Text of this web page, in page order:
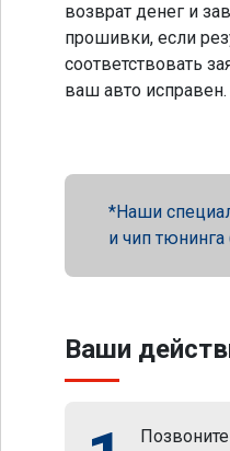
возврат денег и
прошивки, если
соответствовать
ваш авто исправен.
Наши
и чип тюнинга
Ваши